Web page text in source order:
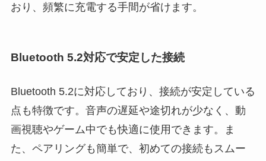
おり、頻繁に充電する手間が省けます。
Bluetooth 5.2対応で安定した接続
Bluetooth 5.2に対応しており、接続が安定している
点も特徴です。音声の遅延や途切れが少なく、動
画視聴やゲーム中でも快適に使用できます。ま
た、ペアリングも簡単で、初めての接続もスムー